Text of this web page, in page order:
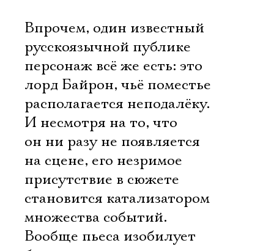
Впрочем, один известный
русскоязычной публике
персонаж всё же есть: это
лорд Байрон, чьё поместье
располагается неподалёку.
И несмотря на то, что
он ни разу не появляется
на сцене, его незримое
присутствие в сюжете
становится катализатором
множества событий.
Вообще пьеса изобилует